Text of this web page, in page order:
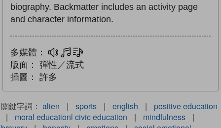
biography. Backmatter includes an activity page
and character information.
多媒體： 多媒體
版面：
彈性／流式
插圖：
許多
關鍵字詞： alien | sports | english |
positive education
|
moral educationl civic education | mindfulness
|